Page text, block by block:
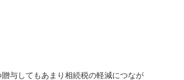
与してもあまり相続税の軽減につなが